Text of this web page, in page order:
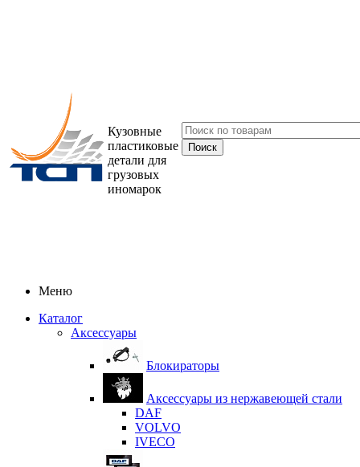
Кузовные
пластиковые
детали для
грузовых
иномарок
Меню
Каталог
Аксессуары
Блокираторы
Аксессуары из нержавеющей стали
DAF
VOLVO
IVECO